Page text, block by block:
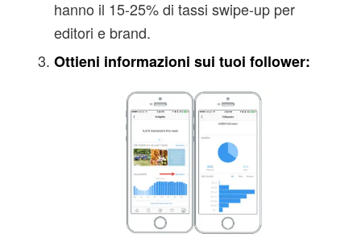
hanno il 15-25% di tassi swipe-up per
editori e brand.
Ottieni informazioni sui tuoi follower: